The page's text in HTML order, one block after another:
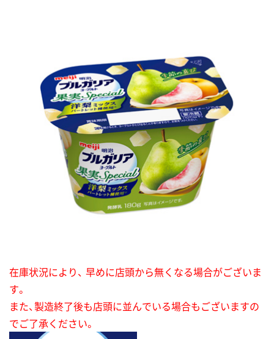
在庫状況により、 早めに店頭から無くなる場合がございま
す。
また、製造終了後も店頭に並んでいる場合もございますの
でご了承ください。